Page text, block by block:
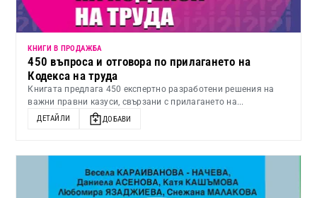
КНИГИ В ПРОДАЖБА
450 въпроса и отговора по прилагането на
Кодекса на труда
Книгата предлага 450 експертно разработени решения на
важни правни казуси, свързани с прилагането на...
ДЕТАЙЛИ ДОБАВИ